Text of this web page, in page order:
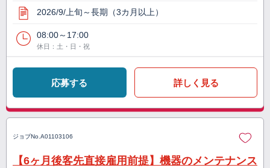
2026/9/上旬～長期（3カ月以上）
08:00～17:00
休日：土・日・祝
応募する 詳しく見る
ジョブNo. A01103106
【6ヶ月後客先直接雇用前提】機器のメンテナンス